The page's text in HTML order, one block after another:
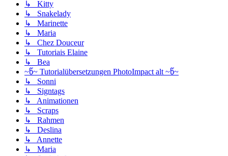
↳ Kitty
↳ Snakelady
↳ Marinette
↳ Maria
↳ Chez Douceur
↳ Tutoriais Elaine
↳ Bea
~წ~ Tutorialübersetzungen PhotoImpact alt ~წ~
↳ Sonni
↳ Signtags
↳ Animationen
↳ Scraps
↳ Rahmen
↳ Deslina
↳ Annette
↳ Maria